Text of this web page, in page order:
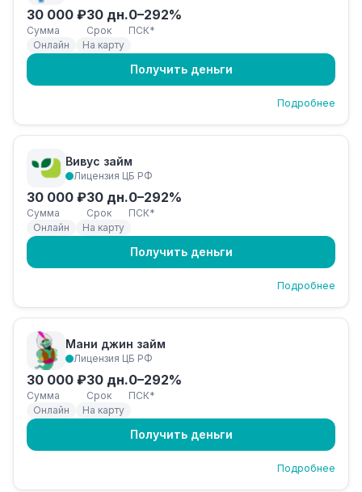
30 000 ₽
Сумма
30 дн.
Срок
0–292%
ПСК*
Онлайн
На карту
Получить деньги
Подробнее
Вивус займ
Лицензия ЦБ РФ
30 000 ₽
Сумма
30 дн.
Срок
0–292%
ПСК*
Онлайн
На карту
Получить деньги
Подробнее
Мани джин займ
Лицензия ЦБ РФ
30 000 ₽
Сумма
30 дн.
Срок
0–292%
ПСК*
Онлайн
На карту
Получить деньги
Подробнее